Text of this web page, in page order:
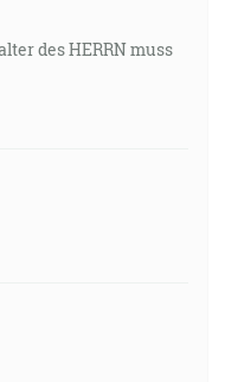
des HERRN muss